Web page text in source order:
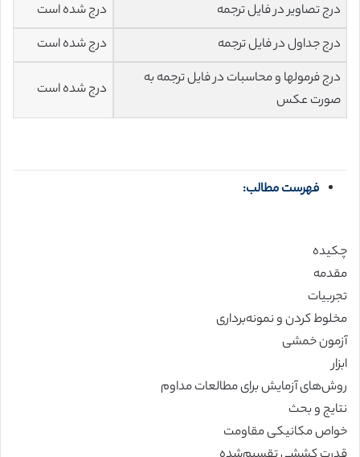
درج تصاویر در فایل ترجمه
درج شده است
درج جداول در فایل ترجمه
درج شده است
درج فرمولها و محاسبات در فایل ترجمه به
صورت عکس
درج شده است
فهرست مطالب:
چکیده
مقدمه
تجربیات
مخلوط کردن و نمونه‌برداری
آزمون خمشی
ابزار
روش‌های آزمایش برای مطالعات مداوم
نتایج و بحث
خواص مکانیکی مقاومت